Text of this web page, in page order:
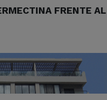
FRENTE AL